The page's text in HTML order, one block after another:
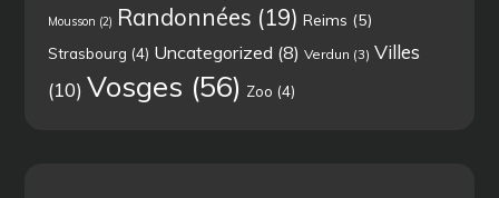
Mousson (2) Randonnées (19) Reims (5)
Strasbourg (4) Uncategorized (8) Verdun (3) Villes
(10) Vosges (56) Zoo (4)